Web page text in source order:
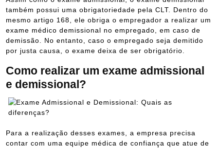
também possui uma obrigatoriedade pela CLT. Dentro do
mesmo artigo 168, ele obriga o empregador a realizar um
exame médico demissional no empregado, em caso de
demissão. No entanto, caso o empregado seja demitido
por justa causa, o exame deixa de ser obrigatório.
Como realizar um exame admissional
e demissional?
Para a realização desses exames, a empresa precisa
contar com uma equipe médica de confiança que atue de